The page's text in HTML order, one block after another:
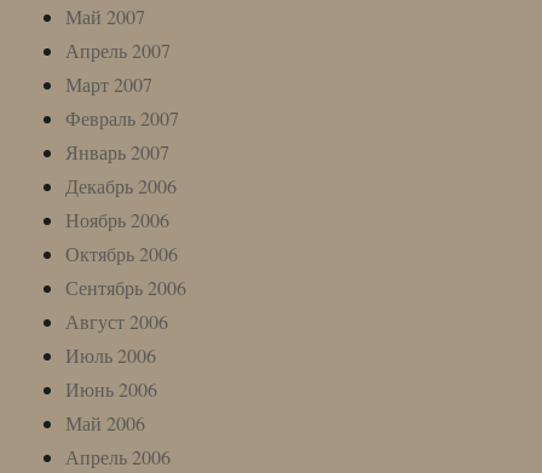
Май 2007
Апрель 2007
Март 2007
Февраль 2007
Январь 2007
Декабрь 2006
Ноябрь 2006
Октябрь 2006
Сентябрь 2006
Август 2006
Июль 2006
Июнь 2006
Май 2006
Апрель 2006